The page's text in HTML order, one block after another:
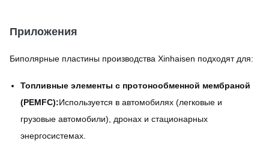
Приложения
Биполярные пластины производства Xinhaisen подходят для:
Топливные элементы с протонообменной мембраной
(PEMFC):Используется в автомобилях (легковые и
грузовые автомобили), дронах и стационарных
энергосистемах.